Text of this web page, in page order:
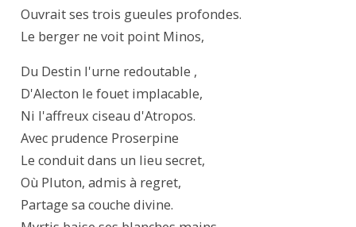
Ouvrait ses trois gueules profondes.
Le berger ne voit point Minos,
Du Destin l'urne redoutable ,
D'Alecton le fouet implacable,
Ni l'affreux ciseau d'Atropos.
Avec prudence Proserpine
Le conduit dans un lieu secret,
Où Pluton, admis à regret,
Partage sa couche divine.